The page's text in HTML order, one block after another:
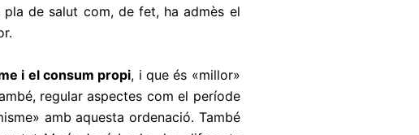
de salut com, de fet, ha admès el
i el consum propi, i que és «millor»
regular aspectes com el període
amb aquesta ordenació. També